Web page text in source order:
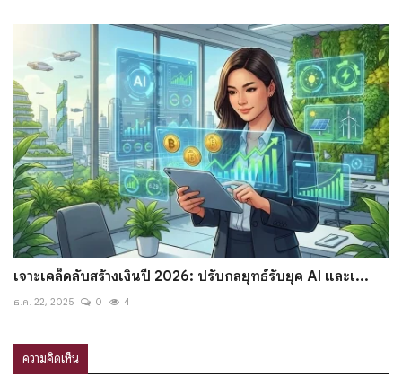
เจาะเคล็ดลับสร้างเงินปี 2026: ปรับกลยุทธ์รับยุค AI และเ...
ธ.ค. 22, 2025 0 4
ความคิดเห็น